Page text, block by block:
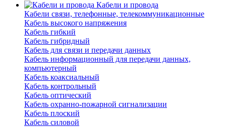
Кабели и провода
Кабели связи, телефонные, телекоммуникационные
Кабель высокого напряжения
Кабель гибкий
Кабель гибридный
Кабель для связи и передачи данных
Кабель информационный для передачи данных,
компьютерный
Кабель коаксиальный
Кабель контрольный
Кабель оптический
Кабель охранно-пожарной сигнализации
Кабель плоский
Кабель силовой